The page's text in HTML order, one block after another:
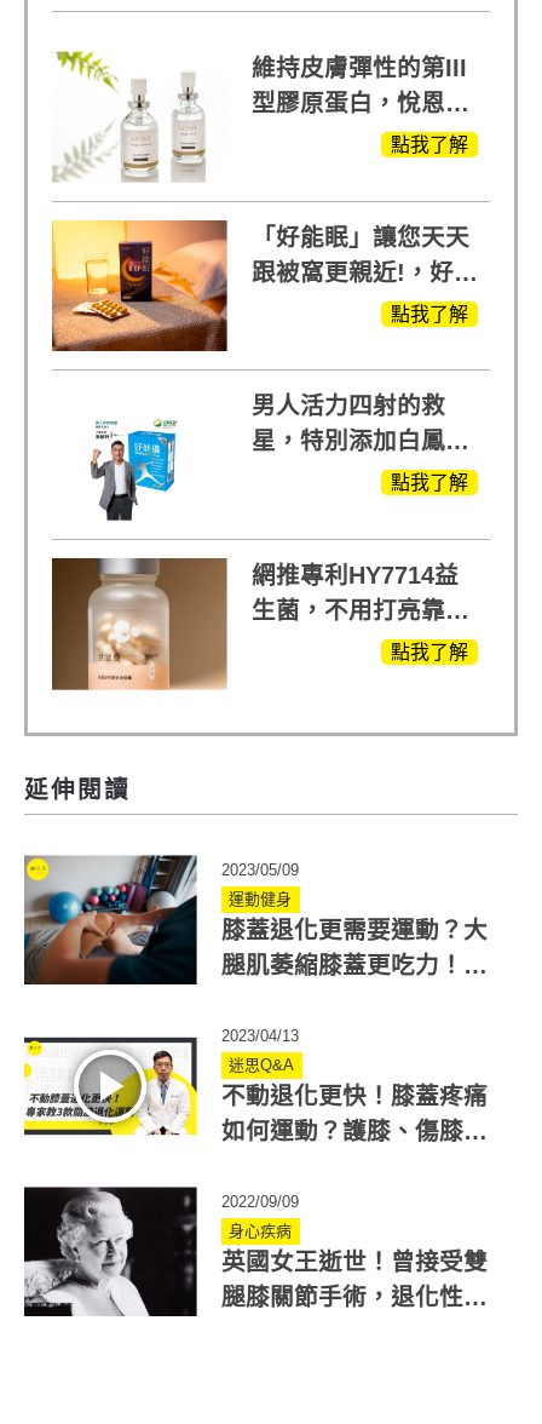
維持皮膚彈性的第III
型膠原蛋白，悅恩詩
給予寶寶般的肌膚感
點我了解
「好能眠」讓您天天
跟被窩更親近!，好能
生醫X陳亞蘭推薦!
點我了解
男人活力四射的救
星，特別添加白鳳豆
萃取 五色瑪卡點我了解
網推專利HY7714益
生菌，不用打亮靠養
點我了解
延伸閱讀
2023/05/09
運動健身
膝蓋退化更需要運動？大
腿肌萎縮膝蓋更吃力！三
惡性循環
2023/04/13
迷思Q&A
不動退化更快！膝蓋疼痛
如何運動？護膝、傷膝運
2022/09/09
身心疾病
英國女王逝世！曾接受雙
腿膝關節手術，退化性關